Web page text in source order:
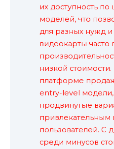
их доступность
моделей, что
для разных нужд
видеокарты
низкой
платформе
entry-level модели,
продвинутые
пользователей. С
среди минусов